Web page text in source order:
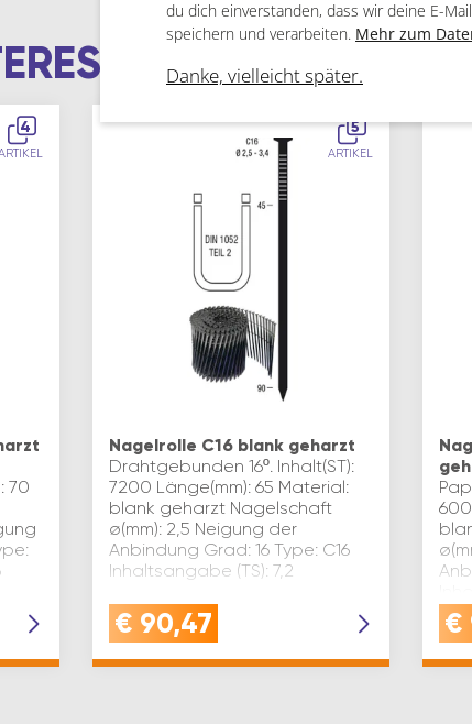
4
70
5
ARTIKEL
Nagelrolle C16 blank geharzt
Drahtgebunden 16º. Inhalt(ST):
7200 Länge(mm): 65 Material:
blank geharzt Nagelschaft
ø(mm): 2,5 Neigung der
Anbindung Grad: 16 Type: C16
Inhaltsangabe (TS): 7,2
€ 90,47 €
du dich einverstanden, dass wir deine E-
speichern und verarbeiten. Mehr zum
Danke, vielleicht später.